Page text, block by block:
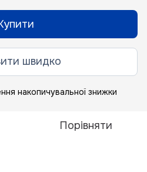
швидко
накопичувальної знижки
Порівняти